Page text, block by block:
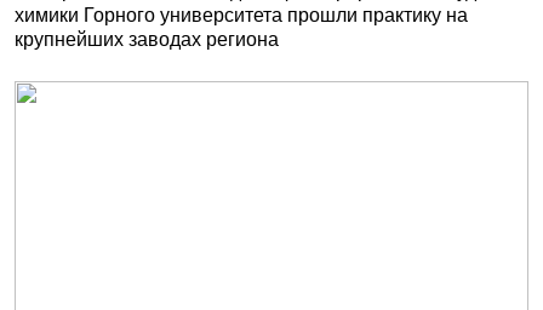
химики Горного университета прошли практику на
крупнейших заводах региона